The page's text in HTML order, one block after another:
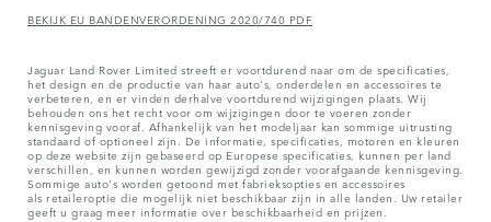
BEKIJK EU BANDENVERORDENING 2020/740 PDF
Jaguar Land Rover Limited streeft er voortdurend naar om de specificaties,
het design en de productie van haar auto's, onderdelen en accessoires te
verbeteren, en er vinden derhalve voortdurend wijzigingen plaats. Wij
behouden ons het recht voor om wijzigingen door te voeren zonder
kennisgeving vooraf. Afhankelijk van het modeljaar kan sommige uitrusting
standaard of optioneel zijn. De informatie, specificaties, motoren en kleuren
op deze website zijn gebaseerd op Europese specificaties, kunnen per land
verschillen, en kunnen worden gewijzigd zonder voorafgaande kennisgeving.
Sommige auto's worden getoond met fabrieksopties en accessoires
als retaileroptie die mogelijk niet beschikbaar zijn in alle landen. Uw retailer
geeft u graag meer informatie over beschikbaarheid en prijzen.